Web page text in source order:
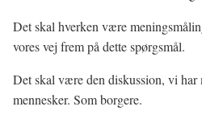
Det skal hverken være
vores vej frem på dette spørgsmål.
Det skal være den diskussion, vi har
mennesker. Som borgere.